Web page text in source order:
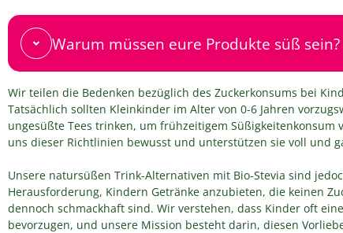
Warum müssen eure Produkte süß sein?
Wir teilen die Bedenken bezüglich des Zuckerkonsums bei
Tatsächlich sollten Kleinkinder im Alter von 0-6 Jahren
ungesüßte Tees trinken, um frühzeitigem Süßigkeitenkonsum
uns dieser Richtlinien bewusst und unterstützen sie voll und
Unsere natursüßen Trink-Alternativen mit Bio-Stevia sind
Herausforderung, Kindern Getränke anzubieten, die keinen
dennoch schmackhaft sind. Wir verstehen, dass Kinder oft
bevorzugen, und unsere Mission besteht darin, diesen